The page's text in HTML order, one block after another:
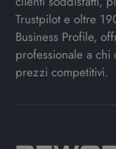
Trustpilot e oltre
Business Profile,
professionale a chi
prezzi competitivi.